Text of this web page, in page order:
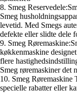
8. Smeg
Smeg
levetid. Med Smegs
defekte eller slidte dele
9. Smeg
køkkenmaskine
flere
Smeg røremaskiner det
10. Smeg
specielle rabatter eller